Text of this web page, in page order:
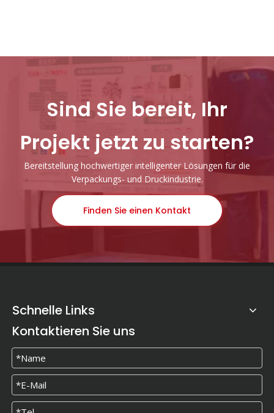
Sind Sie bereit, Ihr
Projekt jetzt zu starten?
Bereitstellung hochwertiger intelligenter Lösungen für die
Verpackungs- und Druckindustrie.
Finden Sie einen Kontakt
Schnelle Links
Kontaktieren Sie uns